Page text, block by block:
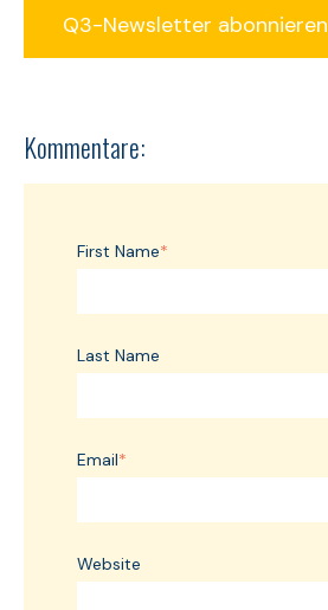
Q3-Newsletter abonnieren
Kommentare:
First Name*
Last Name
Email*
Website